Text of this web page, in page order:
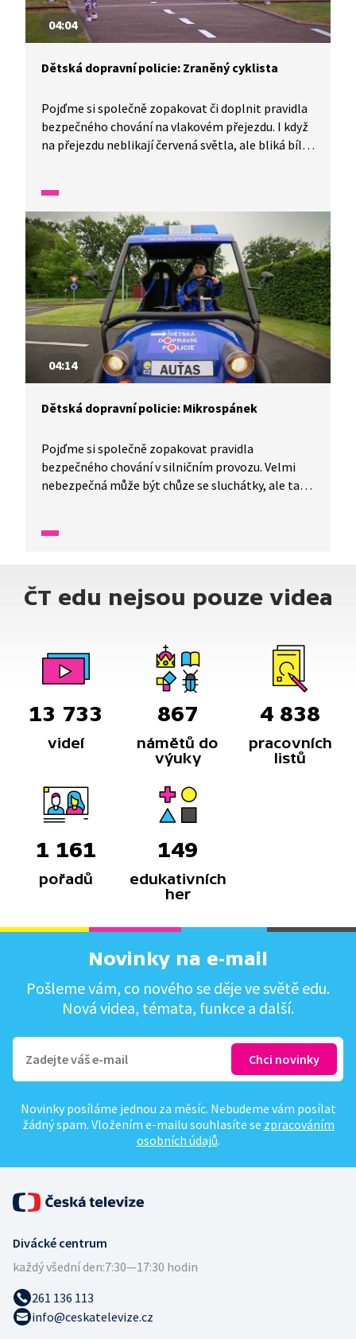
04:04
Dětská dopravní policie: Zraněný cyklista
Pojďme si společně zopakovat či doplnit pravidla
bezpečného chování na vlakovém přejezdu. I když
na přejezdu neblikají červená světla, ale bliká bílé
případě, uvidíte v Dětské dopravní policii dnes.
04:14
Dětská dopravní policie: Mikrospánek
Pojďme si společně zopakovat pravidla
bezpečného chování v silničním provozu. Velmi
nebezpečná může být chůze se sluchátky, ale také
ČT edu nejsou pouze videa
13 733
videí
867
námětů do
výuky
4 838
pracovních
listů
1 161
pořadů
149
edukativních
her
Novinky na e-mail
Pošleme vám, co nového se děje ve světě edu.
Nová videa, témata, funkce a další.
Novinky posíláme jednou za měsíc. Nebudeme vám posílat
žádný spam. Vložením e-mailu souhlasíte se zpracováním
osobních údajů.